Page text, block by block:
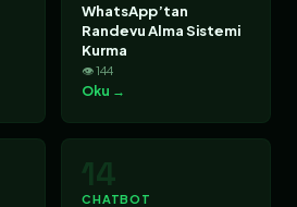
WhatsApp’tan
Randevu Alma Sistemi
Kurma
👁 144
Oku →
14
CHATBOT